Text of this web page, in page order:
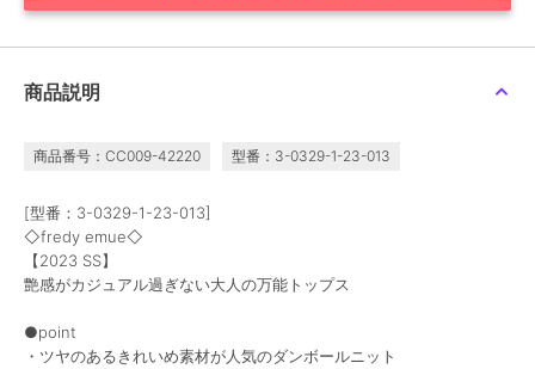
フレディ＆グロスター
プ
商品説明
商品番号：CC009-42220 型番：3-0329-1-23-013
[型番：3-0329-1-23-013]
◇fredy emue◇
【2023 SS】
艶感がカジュアル過ぎない大人の万能トップス
●point
・ツヤのあるきれいめ素材が人気のダンボールニット